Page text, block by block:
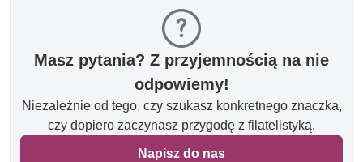
Masz pytania? Z przyjemnością na nie
odpowiemy!
Niezależnie od tego, czy szukasz konkretnego znaczka,
czy dopiero zaczynasz przygodę z filatelistyką.
Napisz do nas